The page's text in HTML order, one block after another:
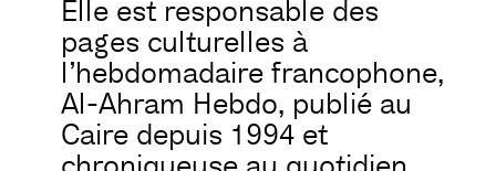
Elle est responsable des
pages culturelles à
l’hebdomadaire francophone,
Al-Ahram Hebdo, publié au
Caire depuis 1994 et